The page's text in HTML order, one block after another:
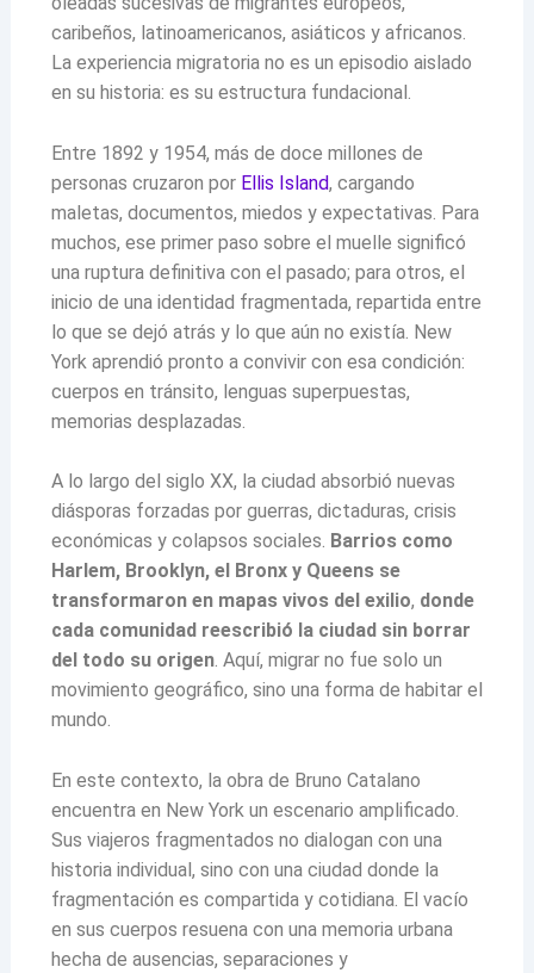
caribeños, latinoamericanos, asiáticos y africanos.
La experiencia migratoria no es un episodio aislado
en su historia: es su estructura fundacional.
Entre 1892 y 1954, más de doce millones de
personas cruzaron por Ellis Island, cargando
maletas, documentos, miedos y expectativas. Para
muchos, ese primer paso sobre el muelle significó
una ruptura definitiva con el pasado; para otros, el
inicio de una identidad fragmentada, repartida entre
lo que se dejó atrás y lo que aún no existía. New
York aprendió pronto a convivir con esa condición:
cuerpos en tránsito, lenguas superpuestas,
memorias desplazadas.
A lo largo del siglo XX, la ciudad absorbió nuevas
diásporas forzadas por guerras, dictaduras, crisis
económicas y colapsos sociales. Barrios como
Harlem, Brooklyn, el Bronx y Queens se
transformaron en mapas vivos del exilio, donde
cada comunidad reescribió la ciudad sin borrar
del todo su origen. Aquí, migrar no fue solo un
movimiento geográfico, sino una forma de habitar el
mundo.
En este contexto, la obra de Bruno Catalano
encuentra en New York un escenario amplificado.
Sus viajeros fragmentados no dialogan con una
historia individual, sino con una ciudad donde la
fragmentación es compartida y cotidiana. El vacío
en sus cuerpos resuena con una memoria urbana
hecha de ausencias, separaciones y